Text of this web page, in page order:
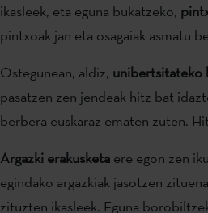
ikasleek, eta eguna bukatzeko,
pintxoak jan eta osagaiak asmatu
Ostegunean, aldiz, unibertsitateko
pasatzen zen jendeak hitz bat
berbera euskaraz ematen zuten.
Argazki erakusketaere egon zen
egindako argazkiak jasotzen
zituzten ikasleek. Eguna